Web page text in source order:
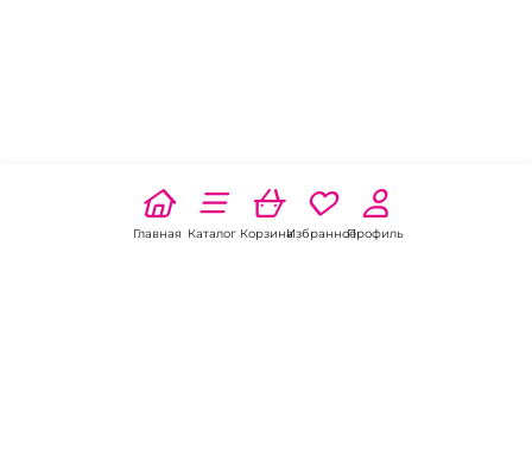
Главная Каталог КорзинаИзбранноеПрофиль